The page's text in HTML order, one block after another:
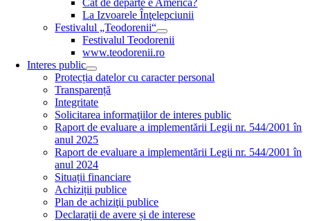
Cât de departe e America?
La Izvoarele Înţelepciunii
Festivalul „Teodorenii“
Festivalul Teodorenii
www.teodorenii.ro
Interes public
Protecția datelor cu caracter personal
Transparență
Integritate
Solicitarea informaţiilor de interes public
Raport de evaluare a implementării Legii nr. 544/2001 în
anul 2025
Raport de evaluare a implementării Legii nr. 544/2001 în
anul 2024
Situații financiare
Achiziții publice
Plan de achiziţii publice
Declarații de avere și de interese